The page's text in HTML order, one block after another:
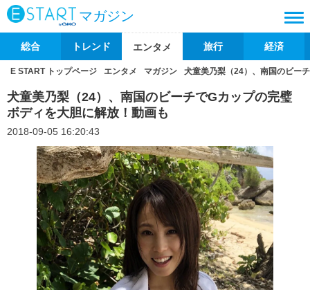
マガジン
総合 トレンド エンタメ 旅行 経済
E START トップページ エンタメ マガジン 犬童美乃梨（24）、南国のビー
犬童美乃梨（24）、南国のビーチでGカップの完璧
ボディを大胆に解放！動画も
2018-09-05 16:20:43